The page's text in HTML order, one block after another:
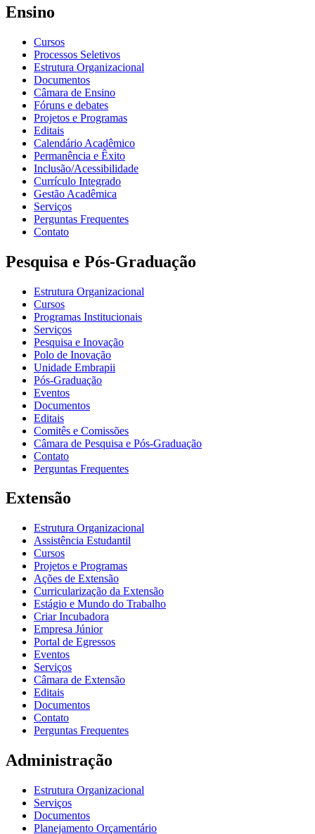
Ensino
Cursos
Processos Seletivos
Estrutura Organizacional
Documentos
Câmara de Ensino
Fóruns e debates
Projetos e Programas
Editais
Calendário Acadêmico
Permanência e Êxito
Inclusão/Acessibilidade
Currículo Integrado
Gestão Acadêmica
Serviços
Perguntas Frequentes
Contato
Pesquisa e Pós-Graduação
Estrutura Organizacional
Cursos
Programas Institucionais
Serviços
Pesquisa e Inovação
Polo de Inovação
Unidade Embrapii
Pós-Graduação
Eventos
Documentos
Editais
Comitês e Comissões
Câmara de Pesquisa e Pós-Graduação
Contato
Perguntas Frequentes
Extensão
Estrutura Organizacional
Assistência Estudantil
Cursos
Projetos e Programas
Ações de Extensão
Curricularização da Extensão
Estágio e Mundo do Trabalho
Criar Incubadora
Empresa Júnior
Portal de Egressos
Eventos
Serviços
Câmara de Extensão
Editais
Documentos
Contato
Perguntas Frequentes
Administração
Estrutura Organizacional
Serviços
Documentos
Planejamento Orçamentário